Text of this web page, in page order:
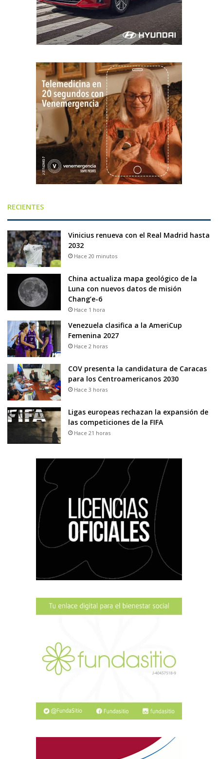
RECIENTES
Vinicius renueva con el Real Madrid hasta
2032
Hace 20 minutos
China actualiza mapa geológico de la
Luna con nuevos datos de misión
Chang’e-6
Hace 1 hora
Venezuela clasifica a la AmeriCup
Femenina 2027
Hace 2 horas
COV presenta la candidatura de Caracas
para los Centroamericanos 2030
Hace 3 horas
Ligas europeas rechazan la expansión de
las competiciones de la FIFA
Hace 21 horas